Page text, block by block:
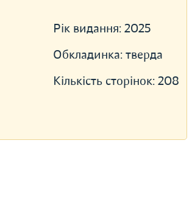
Рік видання: 2025
Обкладинка: тверда
Кількість сторінок: 208